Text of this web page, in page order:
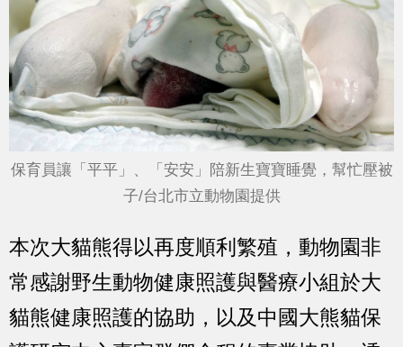
保育員讓「平平」、「安安」陪新生寶寶睡覺，幫忙壓被
子/台北市立動物園提供
本次大貓熊得以再度順利繁殖，動物園非
常感謝野生動物健康照護與醫療小組於大
貓熊健康照護的協助，以及中國大熊貓保